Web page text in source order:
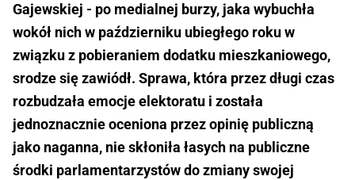
Gajewskiej - po medialnej burzy, jaka wybuchła
wokół nich w październiku ubiegłego roku w
związku z pobieraniem dodatku mieszkaniowego,
srodze się zawiódł. Sprawa, która przez długi czas
rozbudzała emocje elektoratu i została
jednoznacznie oceniona przez opinię publiczną
jako naganna, nie skłoniła łasych na publiczne
środki parlamentarzystów do zmiany swojej